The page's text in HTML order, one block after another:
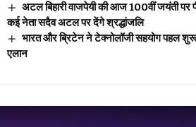
अटल बिहारी वाजपेयी की आज 100वीं जयंती पर
कई नेता सदैव अटल पर देंगे श्रद्धांजलि
भारत और ब्रिटेन ने टेक्नोलॉजी सहयोग पहल
एलान